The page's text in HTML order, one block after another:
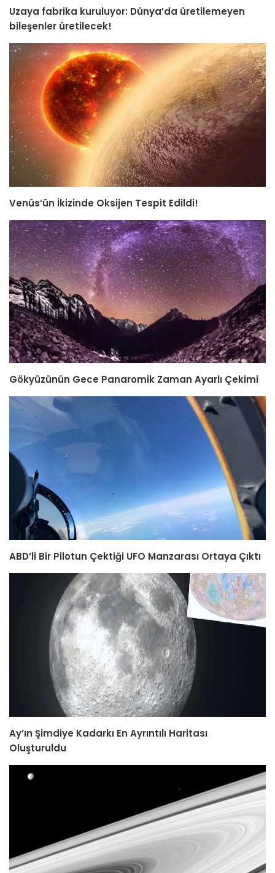
Uzaya fabrika kuruluyor: Dünya’da üretilemeyen
bileşenler üretilecek!
Venüs’ün İkizinde Oksijen Tespit Edildi!
Gökyüzünün Gece Panaromik Zaman Ayarlı Çekimi
ABD’li Bir Pilotun Çektiği UFO Manzarası Ortaya Çıktı
Ay’ın Şimdiye Kadarkı En Ayrıntılı Haritası
Oluşturuldu